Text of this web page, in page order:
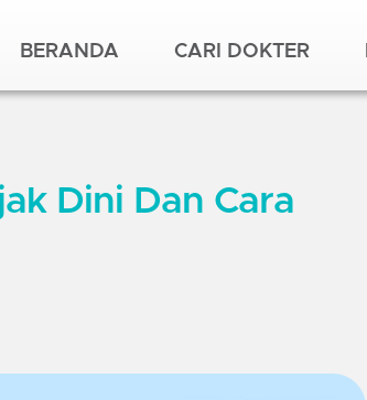
BERANDA CARI DOKTER
Dini Dan Cara